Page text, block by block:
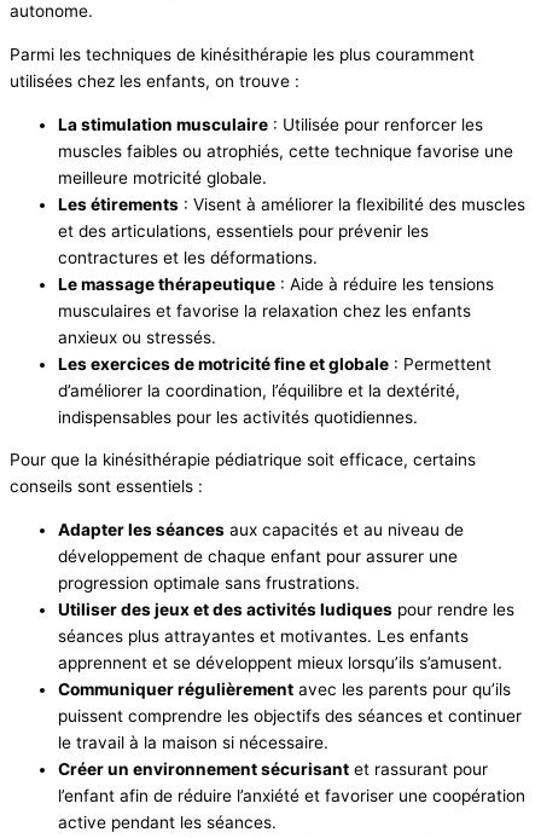
autonome.
Parmi les techniques de kinésithérapie les plus couramment
utilisées chez les enfants, on trouve :
La stimulation musculaire : Utilisée pour renforcer les
muscles faibles ou atrophiés, cette technique favorise une
meilleure motricité globale.
Les étirements : Visent à améliorer la flexibilité des muscles
et des articulations, essentiels pour prévenir les
contractures et les déformations.
Le massage thérapeutique : Aide à réduire les tensions
musculaires et favorise la relaxation chez les enfants
anxieux ou stressés.
Les exercices de motricité fine et globale : Permettent
d’améliorer la coordination, l’équilibre et la dextérité,
indispensables pour les activités quotidiennes.
Pour que la kinésithérapie pédiatrique soit efficace, certains
conseils sont essentiels :
Adapter les séances aux capacités et au niveau de
développement de chaque enfant pour assurer une
progression optimale sans frustrations.
Utiliser des jeux et des activités ludiques pour rendre les
séances plus attrayantes et motivantes. Les enfants
apprennent et se développent mieux lorsqu’ils s’amusent.
Communiquer régulièrement avec les parents pour qu’ils
puissent comprendre les objectifs des séances et continuer
le travail à la maison si nécessaire.
Créer un environnement sécurisant et rassurant pour
l’enfant afin de réduire l’anxiété et favoriser une coopération
active pendant les séances.